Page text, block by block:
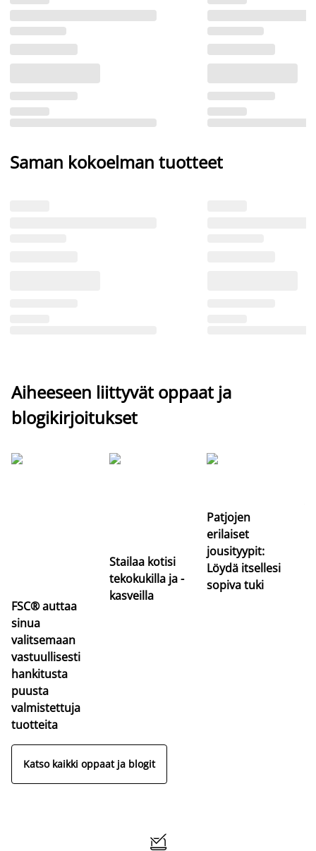
Saman kokoelman tuotteet
Aiheeseen liittyvät oppaat ja
blogikirjoitukset
FSC® auttaa
sinua
valitsemaan
vastuullisesti
hankitusta
puusta
valmistettuja
tuotteita
Stailaa kotisi
tekokukilla ja -
kasveilla
Patjojen
erilaiset
jousityypit:
Löydä itsellesi
sopiva tuki
Katso kaikki oppaat ja blogit
